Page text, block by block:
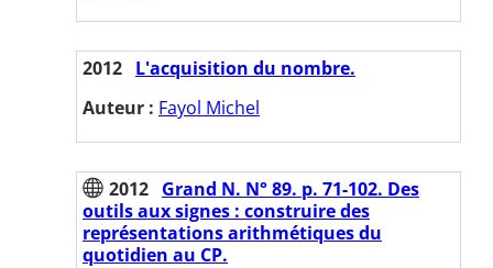
2012 L'acquisition du nombre.
Auteur : Fayol Michel
2012 Grand N. N° 89. p. 71-102. Des
outils aux signes : construire des
représentations arithmétiques du
quotidien au CP.